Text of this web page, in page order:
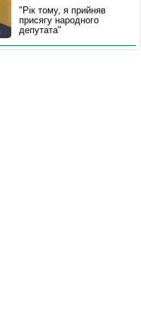
"Рік тому, я прийняв
присягу народного
депутата"